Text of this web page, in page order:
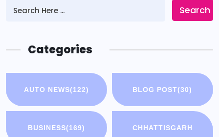
Search
Categories
AUTO NEWS(122) BLOG POST(30)
BUSINESS(169)
CHHATTISGARH